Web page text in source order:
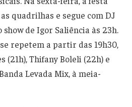
quadrilhas e segue com DJ
de Igor Saliência às 23h.
repetem a partir das 19h30,
(21h), Thifany Boleli (22h) e
Levada Mix, à meia-